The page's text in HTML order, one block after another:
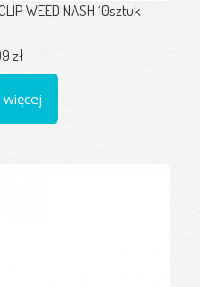
WEED NASH 10sztuk
zł
więcej